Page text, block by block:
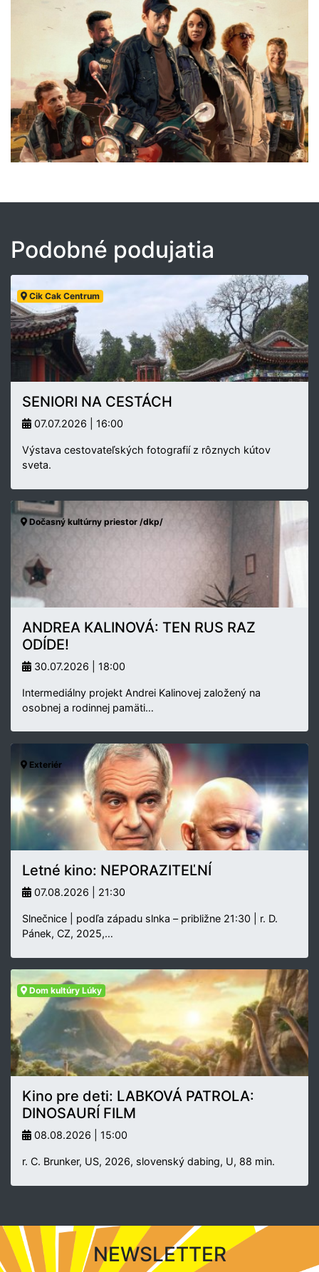
Podobné podujatia
Cik Cak Centrum
SENIORI NA CESTÁCH
07.07.2026 | 16:00
Výstava cestovateľských fotografií z rôznych kútov
sveta.
Dočasný kultúrny priestor /dkp/
ANDREA KALINOVÁ: TEN RUS RAZ
ODÍDE!
30.07.2026 | 18:00
Intermediálny projekt Andrei Kalinovej založený na
osobnej a rodinnej pamäti…
Exteriér
Letné kino: NEPORAZITEĽNÍ
07.08.2026 | 21:30
Slnečnice | podľa západu slnka – približne 21:30 | r. D.
Pánek, CZ, 2025,…
Dom kultúry Lúky
Kino pre deti: LABKOVÁ PATROLA:
DINOSAURÍ FILM
08.08.2026 | 15:00
r. C. Brunker, US, 2026, slovenský dabing, U, 88 min.
NEWSLETTER